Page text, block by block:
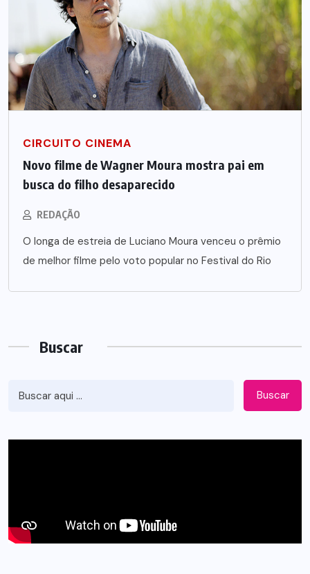
CIRCUITO CINEMA
Novo filme de Wagner Moura mostra pai em
busca do filho desaparecido
REDAÇÃO
O longa de estreia de Luciano Moura venceu o prêmio
de melhor filme pelo voto popular no Festival do Rio
Buscar
Buscar